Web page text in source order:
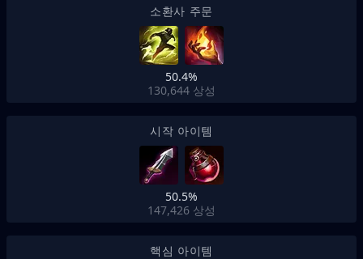
소환사 주문
50.4%
130,644 상성
시작 아이템
50.5%
147,426 상성
핵심 아이템